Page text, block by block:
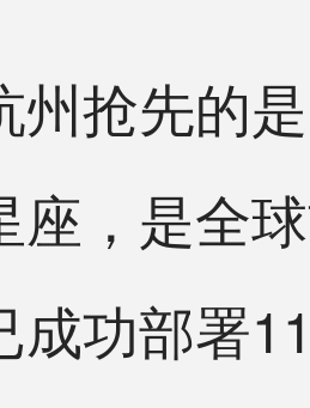
先的是
座，是全
成功部署